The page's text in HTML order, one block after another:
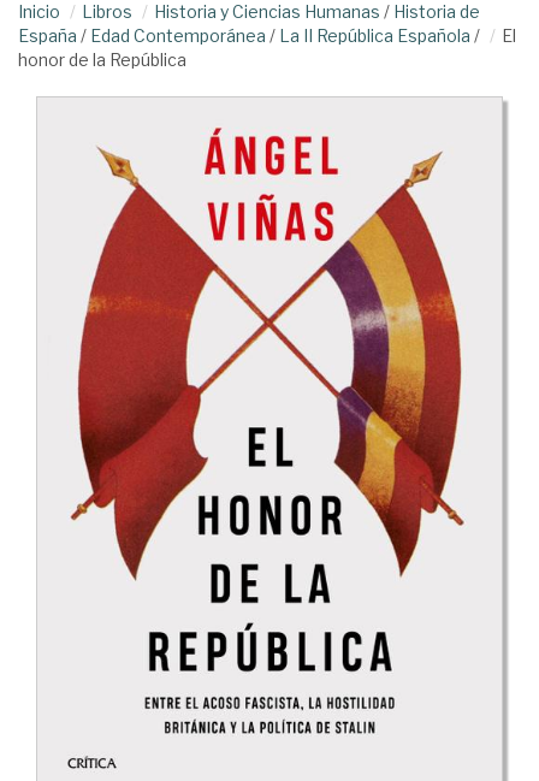
Inicio Libros Historia y Ciencias Humanas / Historia de
España / Edad Contemporánea / La II República Española /
El
honor de la República